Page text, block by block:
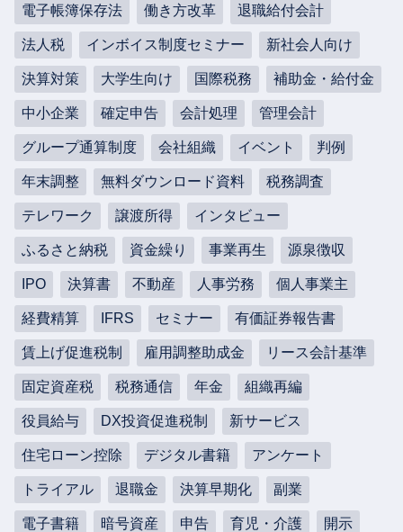
電子帳簿保存法 働き方改革 退職給付会計
法人税 インボイス制度セミナー 新社会人向け
決算対策 大学生向け 国際税務 補助金・給付金
中小企業 確定申告 会計処理 管理会計
グループ通算制度 会社組織 イベント 判例
年末調整 無料ダウンロード資料 税務調査
テレワーク 譲渡所得 インタビュー
ふるさと納税 資金繰り 事業再生 源泉徴収
IPO 決算書 不動産 人事労務 個人事業主
経費精算 IFRS セミナー 有価証券報告書
賃上げ促進税制 雇用調整助成金 リース会計基準
固定資産税 税務通信 年金 組織再編
役員給与 DX投資促進税制 新サービス
住宅ローン控除 デジタル書籍 アンケート
トライアル 退職金 決算早期化 副業
電子書籍 暗号資産 申告 育児・介護 開示